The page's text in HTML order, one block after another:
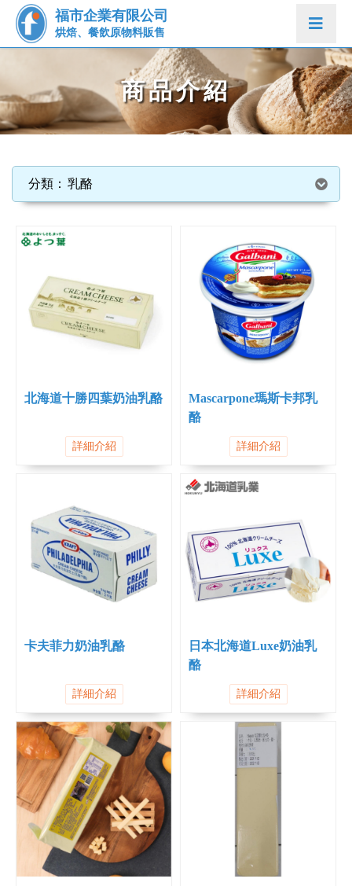
福市企業有限公司
烘焙、餐飲原物料販售
商品介紹
乳酪
北海道十勝四葉奶油乳酪
詳細介紹
Mascarpone瑪斯卡邦乳
酪
詳細介紹
卡夫菲力奶油乳酪
詳細介紹
日本北海道Luxe奶油乳
酪
詳細介紹